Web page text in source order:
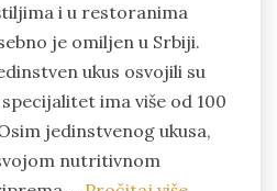
i u restoranima
je omiljen u Srbiji.
ukus osvojili su
ima više od 100
jedinstvenog ukusa,
nutritivnom